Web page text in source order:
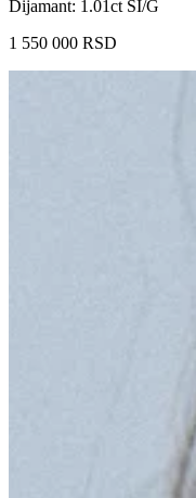
Dijamant: 1.01ct SI/G
1 550 000 RSD